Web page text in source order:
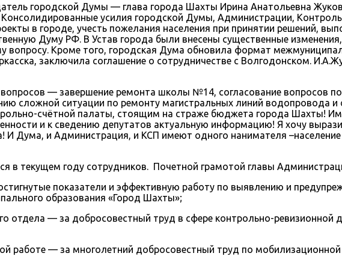
городской Думы — глава города Шахты Ирина Анатольевна
усилия городской Думы, Администрации,
в городе, учесть пожелания населения при принятии решений,
Думу РФ. В Устав города были внесены существенные
Кроме того, городская Дума обновила формат
заключила соглашение о сотрудничестве с Волгодонском.
— завершение ремонта школы №14, согласование вопросов
сложной ситуации по ремонту магистральных линий водопровода
счётной палаты, стоящим на страже бюджета города Шахты!
и к сведению депутатов актуальную информацию! Я хочу
Дума, и Администрация, и КСП имеют одного нанимателя
в текущем году сотрудников. Почетной грамотой главы
показатели и эффективную работу по выявлению и
образования «Город Шахты»;
отдела — за добросовестный труд в сфере контрольно-ревизионной
— за многолетний добросовестный труд по мобилизационной